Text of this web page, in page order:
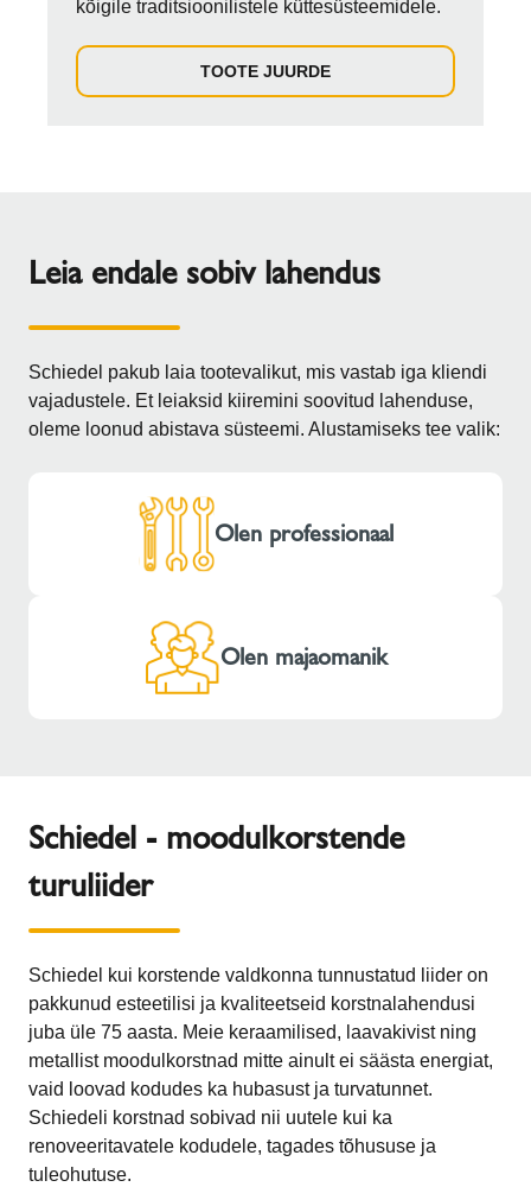
kõigile traditsioonilistele küttesüsteemidele.
TOOTE JUURDE
Leia endale sobiv lahendus
Schiedel pakub laia tootevalikut, mis vastab iga kliendi
vajadustele. Et leiaksid kiiremini soovitud lahenduse,
oleme loonud abistava süsteemi. Alustamiseks tee valik:
Olen professionaal
Olen majaomanik
Schiedel - moodulkorstende
turuliider
Schiedel kui korstende valdkonna tunnustatud liider on
pakkunud esteetilisi ja kvaliteetseid korstnalahendusi
juba üle 75 aasta. Meie keraamilised, laavakivist ning
metallist moodulkorstnad mitte ainult ei säästa energiat,
vaid loovad kodudes ka hubasust ja turvatunnet.
Schiedeli korstnad sobivad nii uutele kui ka
renoveeritavatele kodudele, tagades tõhususe ja
tuleohutuse.